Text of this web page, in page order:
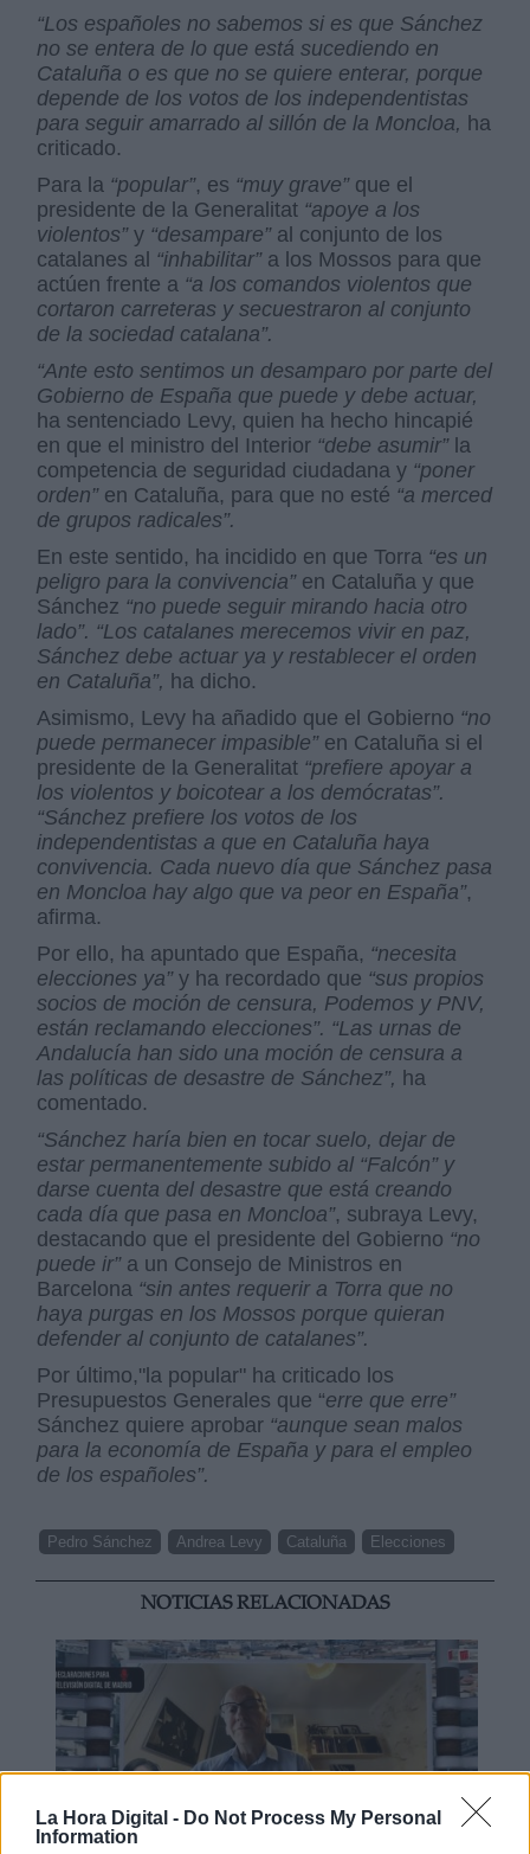
La Hora Digital - Do Not Process My Personal
Information
“Los españoles no sabemos si es que Sánchez
no se entera de lo que está sucediendo en
Cataluña o es que no se quiere enterar, porque
depende de los votos de los independentistas
para seguir amarrado al sillón de la Moncloa, ha
criticado.
Para la “popular”, es “muy grave”que el
presidente de la Generalitat “apoye a los
violentos”y “desampare”al conjunto de los
catalanes al “inhabilitar”a los Mossos para que
actúen frente a “a los comandos violentos que
cortaron carreteras y secuestraron al conjunto
de la sociedad catalana”.
“Ante esto sentimos un desamparo por parte del
Gobierno de España que puede y debe actuar,
ha sentenciado Levy, quien ha hecho hincapié
en que el ministro del Interior “debe asumir”la
competencia de seguridad ciudadana y “poner
orden” en Cataluña, para que no esté “a merced
de grupos radicales”.
En este sentido, ha incidido en que Torra “es un
peligro para la convivencia” en Cataluña y que
Sánchez “no puede seguir mirando hacia otro
lado”. “Los catalanes merecemos vivir en paz,
Sánchez debe actuar ya y restablecer el orden
en Cataluña”, ha dicho.
Asimismo, Levy ha añadido que el Gobierno “no
puede permanecer impasible”en Cataluña si el
presidente de la Generalitat “prefiere apoyar a
los violentos y boicotear a los demócratas”.
“Sánchez prefiere los votos de los
independentistas a que en Cataluña haya
convivencia. Cada nuevo día que Sánchez pasa
en Moncloa hay algo que va peor en España”,
afirma.
Por ello, ha apuntado que España, “necesita
elecciones ya”y ha recordado que “sus propios
socios de moción de censura, Podemos y PNV,
están reclamando elecciones”. “Las urnas de
Andalucía han sido una moción de censura a
las políticas de desastre de Sánchez”, ha
comentado.
“Sánchez haría bien en tocar suelo, dejar de
estar permanentemente subido al “Falcón” y
darse cuenta del desastre que está creando
cada día que pasa en Moncloa”, subraya Levy,
destacando que el presidente del Gobierno “no
puede ir”a un Consejo de Ministros en
Barcelona “sin antes requerir a Torra que no
haya purgas en los Mossos porque quieran
defender al conjunto de catalanes”.
Por último,"la popular" ha criticado los
Presupuestos Generales que “erre que erre”
Sánchez quiere aprobar “aunque sean malos
para la economía de España y para el empleo
de los españoles”.
Pedro Sánchez Andrea Levy Cataluña Elecciones
NOTICIAS RELACIONADAS